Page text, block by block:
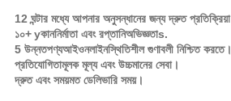
12 ঘন্টার মধ্যে আপনার অনুসন্ধানের জন্য দ্রুত প্রতিক্রিয়া
১০+yকাননির্মাতা এবং রপ্তানিঅভিজ্ঞতাs.
5 উন্নতপণ্যআইওনলাইনস্থিতিশীল গুণাবলী নিশ্চিত করতে।
প্রতিযোগিতামূলক মূল্য এবং উচ্চমানের সেবা।
দ্রুত এবং সময়মত ডেলিভারি সময়।